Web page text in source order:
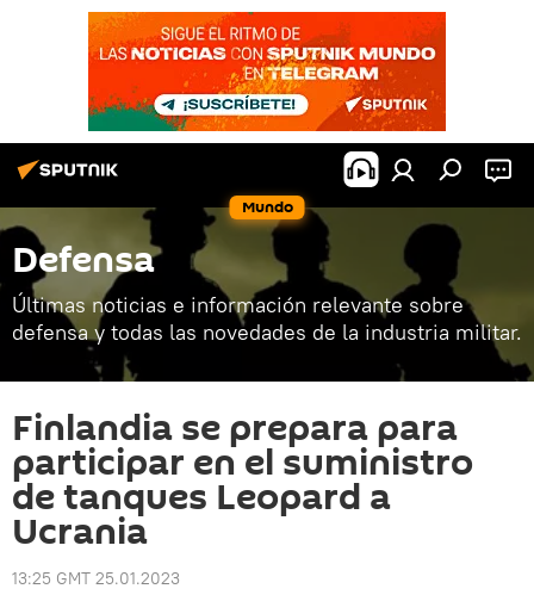
Mundo
Defensa
Últimas noticias e información relevante sobre
defensa y todas las novedades de la industria militar.
Finlandia se prepara para
participar en el suministro
de tanques Leopard a
Ucrania
13:25 GMT 25.01.2023